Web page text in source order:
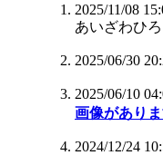
2025/11/08
あいざわひ
2025/06/30
2025/06/10
画像があり
2024/12/24